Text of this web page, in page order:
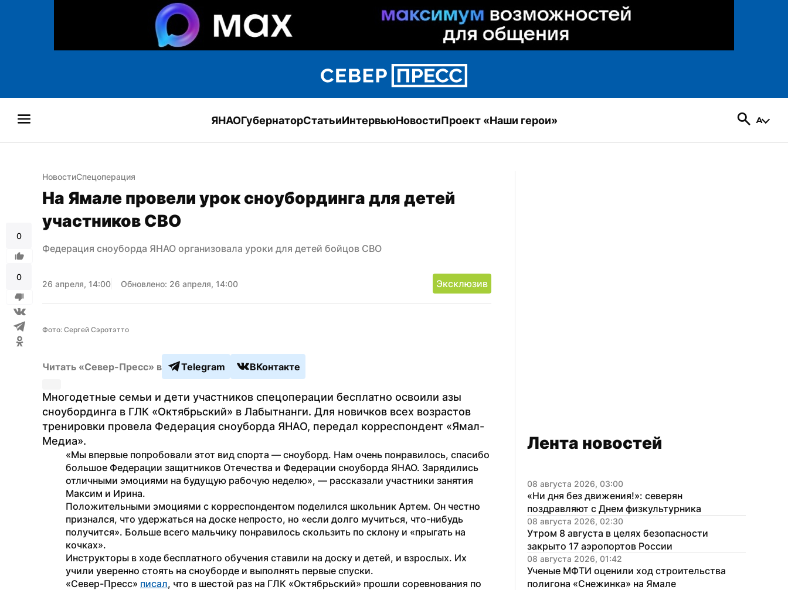
ЯНАОГубернаторСтатьиИнтервьюНовостиПроект «Наши герои»
0
0
НовостиСпецоперация
На Ямале провели урок сноубординга для детей
участников СВО
Федерация сноуборда ЯНАО организовала уроки для детей бойцов СВО
26 апреля, 14:00 Обновлено: 26 апреля, 14:00 Эксклюзив
Фото: Сергей Сэротэтто
Читать «Север-Пресс» в Telegram ВКонтакте
Многодетные семьи и дети участников спецоперации бесплатно освоили азы
сноубординга в ГЛК «Октябрьский» в Лабытнанги. Для новичков всех возрастов
тренировки провела Федерация сноуборда ЯНАО, передал корреспондент «Ямал-
Медиа».
«Мы впервые попробовали этот вид спорта — сноуборд. Нам очень понравилось, спасибо
большое Федерации защитников Отечества и Федерации сноуборда ЯНАО. Зарядились
отличными эмоциями на будущую рабочую неделю», — рассказали участники занятия
Максим и Ирина.
Положительными эмоциями с корреспондентом поделился школьник Артем. Он честно
признался, что удержаться на доске непросто, но «если долго мучиться, что-нибудь
получится». Больше всего мальчику понравилось скользить по склону и «прыгать на
кочках».
Инструкторы в ходе бесплатного обучения ставили на доску и детей, и взрослых. Их
учили уверенно стоять на сноуборде и выполнять первые спуски.
«Север-Пресс» писал, что в шестой раз на ГЛК «Октябрьский» прошли соревнования по
Лента новостей
08 августа 2026, 03:00
«Ни дня без движения!»: северян
поздравляют с Днем физкультурника
08 августа 2026, 02:30
Утром 8 августа в целях безопасности
закрыто 17 аэропортов России
08 августа 2026, 01:42
Ученые МФТИ оценили ход строительства
полигона «Снежинка» на Ямале